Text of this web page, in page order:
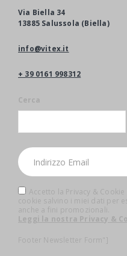
Via Biella 34
13885 Salussola (Biella)
info@vitex.it
+ 39 0161 998312
Cerca
Accetto la Privacy &
cookie salvino i miei dati per
anche a fini promozionali.
Leggi la nostra Privacy &
Footer Newsletter Form"]